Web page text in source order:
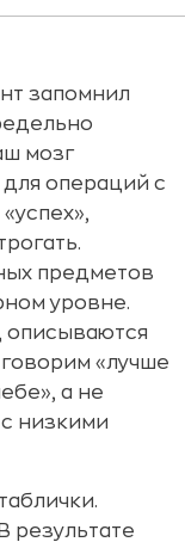
запомнил
мозг
операций с
предметов
уровне.
описываются
«лучше
а не
низкими
результате